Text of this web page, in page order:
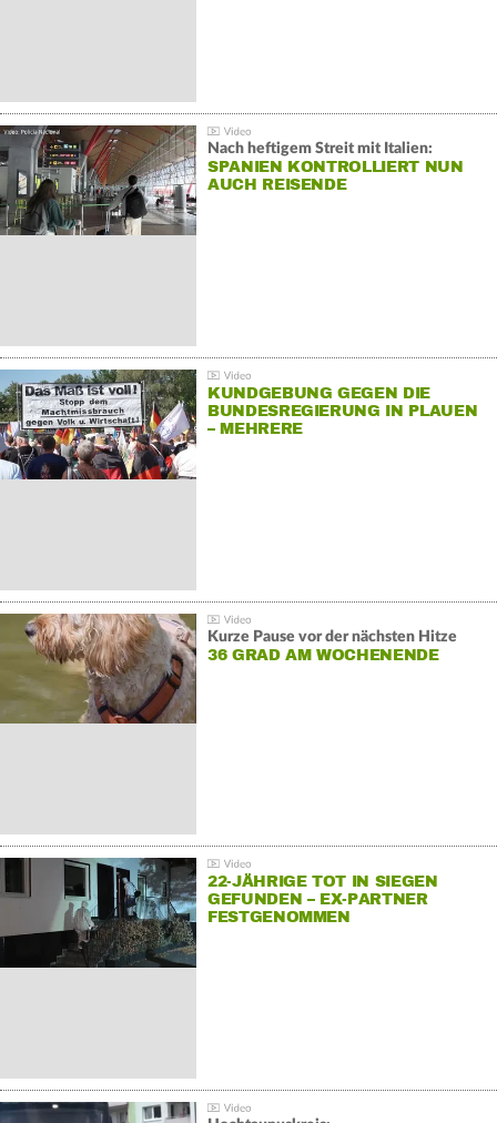
Nach heftigem Streit mit Italien:
SPANIEN KONTROLLIERT NUN
AUCH REISENDE
KUNDGEBUNG GEGEN DIE
BUNDESREGIERUNG IN PLAUEN
– MEHRERE
Kurze Pause vor der nächsten Hitze
36 GRAD AM WOCHENENDE
22-JÄHRIGE TOT IN SIEGEN
GEFUNDEN – EX-PARTNER
FESTGENOMMEN